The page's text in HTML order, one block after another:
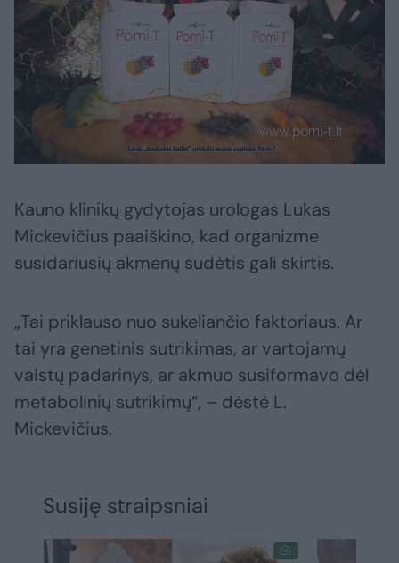
Kauno klinikų gydytojas urologas Lukas
Mickevičius paaiškino, kad organizme
susidariusių akmenų sudėtis gali skirtis.
„Tai priklauso nuo sukeliančio faktoriaus. Ar
tai yra genetinis sutrikimas, ar vartojamų
vaistų padarinys, ar akmuo susiformavo dėl
metabolinių sutrikimų“, – dėstė L.
Mickevičius.
Susiję straipsniai